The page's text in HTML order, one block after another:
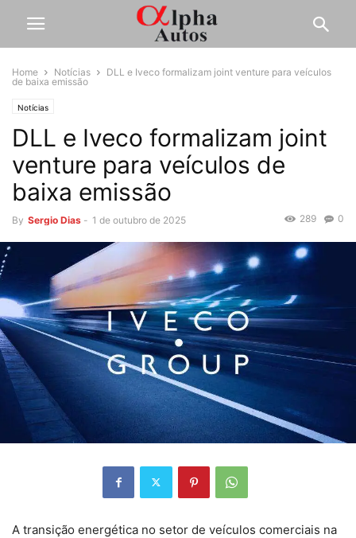
Home Notícias
DLL e Iveco formalizam joint venture para veículos
de baixa emissão
Notícias
DLL e Iveco formalizam joint
venture para veículos de
baixa emissão
By Sergio Dias - 1 de outubro de 2025 0
289
A transição energética no setor de veículos comerciais na